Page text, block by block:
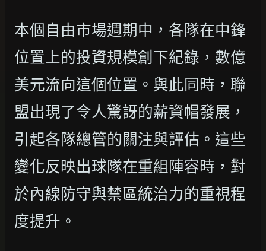
本個自由市場週期中，各隊在中鋒
位置上的投資規模創下紀錄，數億
美元流向這個位置。與此同時，聯
盟出現了令人驚訝的薪資帽發展，
引起各隊總管的關注與評估。這些
變化反映出球隊在重組陣容時，對
於內線防守與禁區統治力的重視程
度提升。